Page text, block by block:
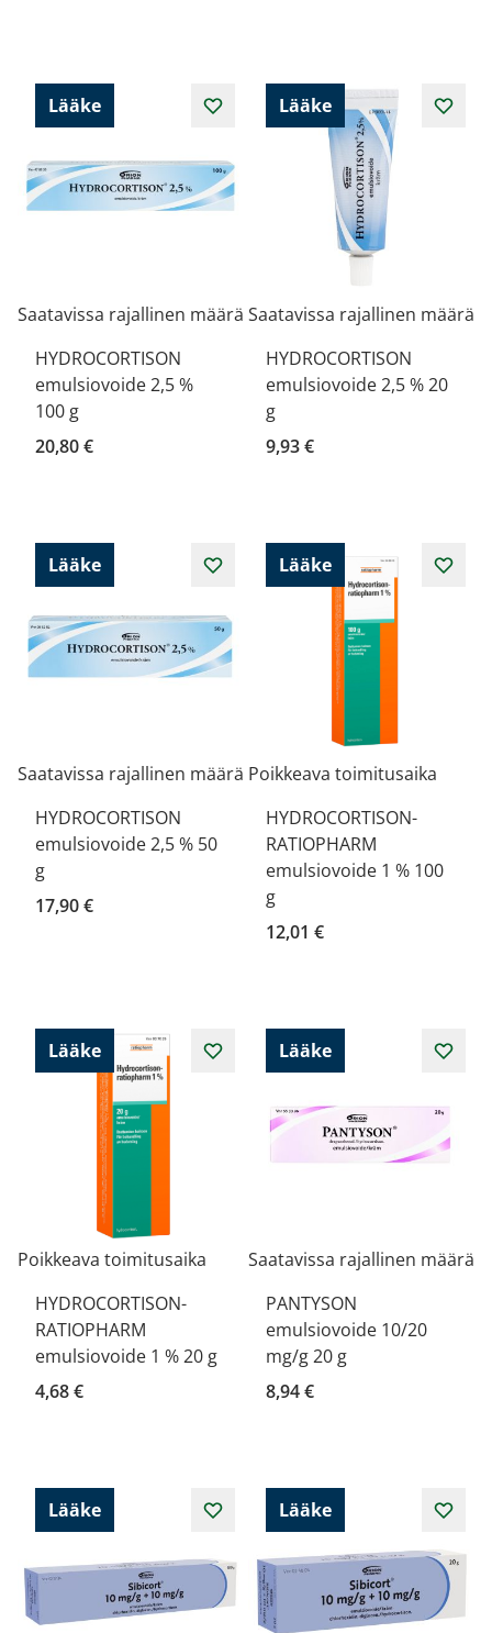
Lääke
Saatavissa rajallinen määrä
HYDROCORTISON
emulsiovoide 2,5 %
100 g
20,80 €
Lääke
Saatavissa rajallinen määrä
HYDROCORTISON
emulsiovoide 2,5 % 20
g
9,93 €
Lääke
Saatavissa rajallinen määrä
HYDROCORTISON
emulsiovoide 2,5 % 50
g
17,90 €
Lääke
Poikkeava toimitusaika
HYDROCORTISON-
RATIOPHARM
emulsiovoide 1 % 100
g
12,01 €
Lääke
Poikkeava toimitusaika
HYDROCORTISON-
RATIOPHARM
emulsiovoide 1 % 20 g
4,68 €
Lääke
Saatavissa rajallinen määrä
PANTYSON
emulsiovoide 10/20
mg/g 20 g
8,94 €
Lääke Lääke